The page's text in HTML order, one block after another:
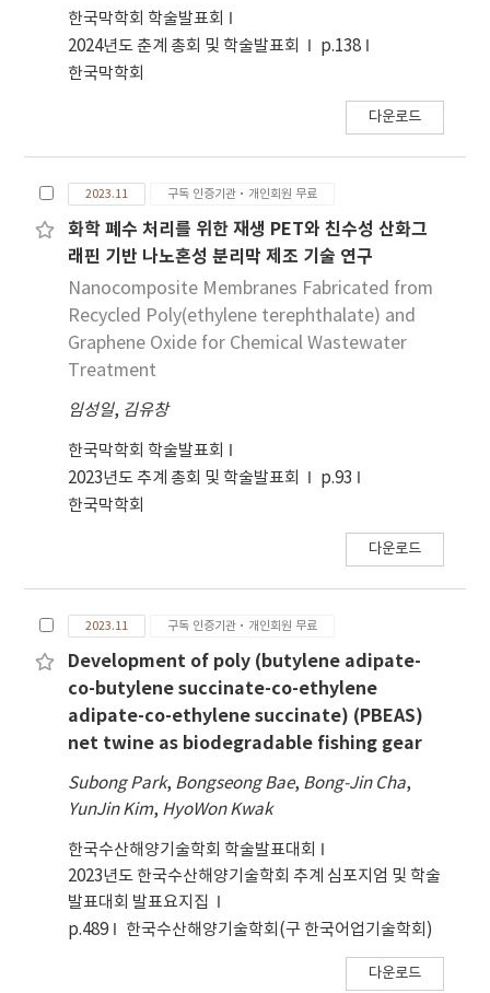
characterize the particle size, morphology,
chemical composition and the crystal
structure of the investigated materials. The
nickel nanoparticles were successfully
deposited as homogeneous layer on the
surface of the functionalized carbon fibers.
have quazi-spherical shape and 128–225 nm
median particle size. The untreated and the
heat treated as well as the 10 wt% Cf/Ni
nanocomposite particles were further
reinforced in ethylene vinyl acetate (EVA)
polymer separately by melt blending
technique to prepare 0.5 wt% Cf-EVA
polymer matrix stretchable conductive
composites. The microstructures of the
investigated using optical microscope. The
carbon fibers as well as the nickel coated one
were homogenously distributed in the
polymer matrix. The obtained samples were
analyzed by TGA. The addition of the nickel
coated carbon fibers to the EVA was
improved the thermal stability by increasing
the thermal decomposition temperature
Tmax1 and Tmax2. The electrical and the
mechanical properties of the obtained 10
wt% Cf/Ni nanocomposites as well as the 0.5
wt% Cf-EVA stretchable conductive
thermal stability by thermogravimetric
analysis (TGA), electrical resistivity by four
probe method and tensile properties. The
electrical resistivity of the fibers was
decreased by coating with nickel and the 10
wt% Cf/Ni nanocomposites has lower
the electrical resistivity of the neat EVA is
한국막학회 학술발표회
2024년도 춘계 총회 및 학술발표회
p.138
한국막학회
다운로드
2023.11 구독 인증기관·개인회원 무료
화학 폐수 처리를 위한 재생 PET와 친수성 산화그
래핀 기반 나노혼성 분리막 제조 기술 연구
Nanocomposite Membranes Fabricated from
Recycled Poly(ethylene terephthalate) and
Graphene Oxide for Chemical Wastewater
Treatment
임성일, 김유창
한국막학회 학술발표회
2023년도 추계 총회 및 학술발표회
p.93
한국막학회
다운로드
2023.11 구독 인증기관·개인회원 무료
Development of poly (butylene adipate-
co-butylene succinate-co-ethylene
adipate-co-ethylene succinate) (PBEAS)
net twine as biodegradable fishing gear
Subong Park, Bongseong Bae, Bong-Jin Cha,
YunJin Kim, HyoWon Kwak
한국수산해양기술학회 학술발표대회
2023년도 한국수산해양기술학회 추계 심포지엄 및 학술
발표대회 발표요지집
p.489
한국수산해양기술학회(구 한국어업기술학회)
다운로드